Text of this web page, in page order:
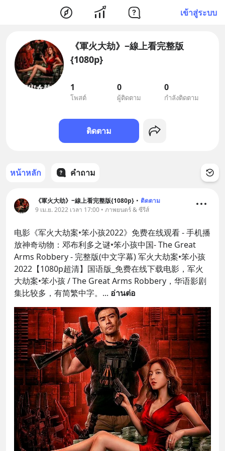
เข้าสู่ระบบ
《軍火大劫》‒線上看完整版
{1080p}
1
โพสต์
0
ผู้ติดตาม
0
กำลังติดตาม
ติดตาม
หน้าหลัก คำถาม
《軍火大劫》‒線上看完整版{1080p} • ติดตาม
9 เม.ย. 2022 เวลา 17:00 • ภาพยนตร์ & ซีรีส์
电影《军火大劫案•笨小孩2022》免费在线观看 - 手机播
放神奇动物：邓布利多之谜•笨小孩中国- The Great
Arms Robbery - 完整版(中文字幕) 军火大劫案•笨小孩
2022【1080p超清】国语版_免费在线下载电影，军火
大劫案•笨小孩 / The Great Arms Robbery，华语影剧
集比较多，有简繁中字。 ... อ่านต่อ